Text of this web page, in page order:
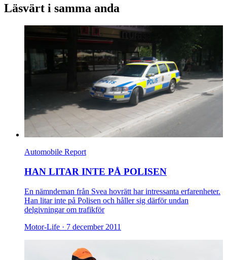
Läsvärt i samma anda
Automobile Report
HAN LITAR INTE PÅ POLISEN
En nämndeman från Svea hovrätt har intressanta erfarenheter.
Han litar inte på Polisen och håller sig därför undan
delgivningar om trafikför
Motor-Life · 7 december 2011